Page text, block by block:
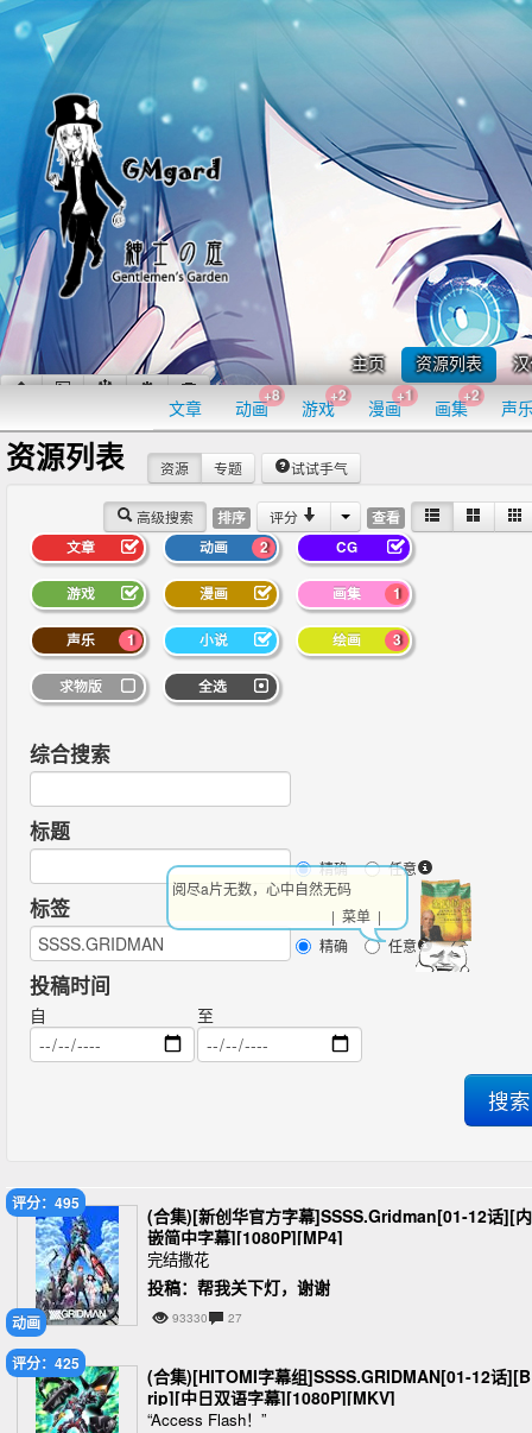
主页 资源列表
文章 动画
+8
游戏
+2
漫画
+1
画集
+2
声
资源列表
高级搜索 排序 评分 查看
资源 专题 试试手气
文章 2
动画 CG
游戏 漫画 1
画集
1
声乐 小说 3
绘画
求物版 全选
综合搜索
标题
精确 任意
标签
精确 任意
投稿时间
自 至
动画
评分：495
(合集)[新创华官方字幕]SSSS.Gridman[01-12话][内
嵌简中字幕][1080P][MP4]
完结撒花
投稿：帮我关下灯，谢谢
93330 27
评分：425
(合集)[HITOMI字幕组]SSSS.GRIDMAN[01-12话
rip][中日双语字幕][1080P][MKV]
“Access Flash！”
阅尽a片无数，心中自然无码
| 菜单 |